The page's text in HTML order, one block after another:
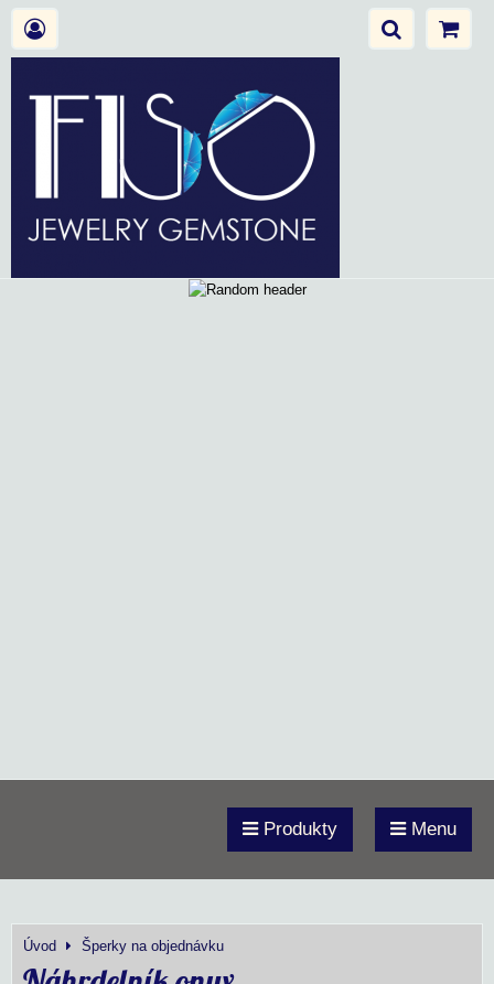
Produkty Menu
Úvod Šperky na objednávku